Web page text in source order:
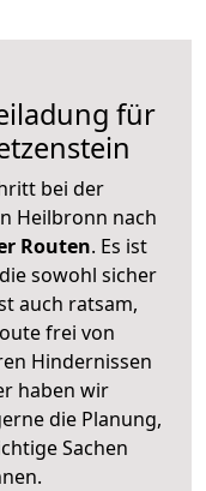
für
bei der
Heilbronn nach
Routen. Es ist
sowohl sicher
auch ratsam,
frei von
Hindernissen
haben wir
die Planung,
Sachen